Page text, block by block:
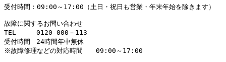
受付時間：09:00～17:00（土日・祝日も営業・年末年始を除きます）
故障に関するお問い合わせ
TEL	0120-000－113
受付時間	24時間年中無休
※故障修理などの対応時間　　09:00～17:00